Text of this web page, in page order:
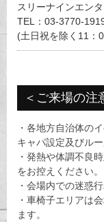
スリーナインエン
TEL：03-3770-
(土日祝を除く11：
＜ご来場の注
・各地方自治体の
キャパ設定及びル
・発熱や体調不良
をお控えください。
・会場内での迷惑
・車椅子エリアは
ます。